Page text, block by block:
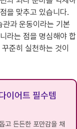
을 맞추고 있습니다.
과 운동이라는 기본
라는 점을 명심해야 합
준히 실천하는 것이
이어트 필수템
고 든든한 포만감을 채